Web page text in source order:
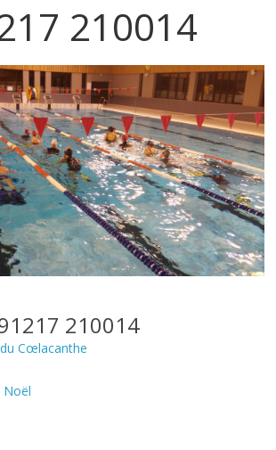
210014
210014
Cœlacanthe
Noël